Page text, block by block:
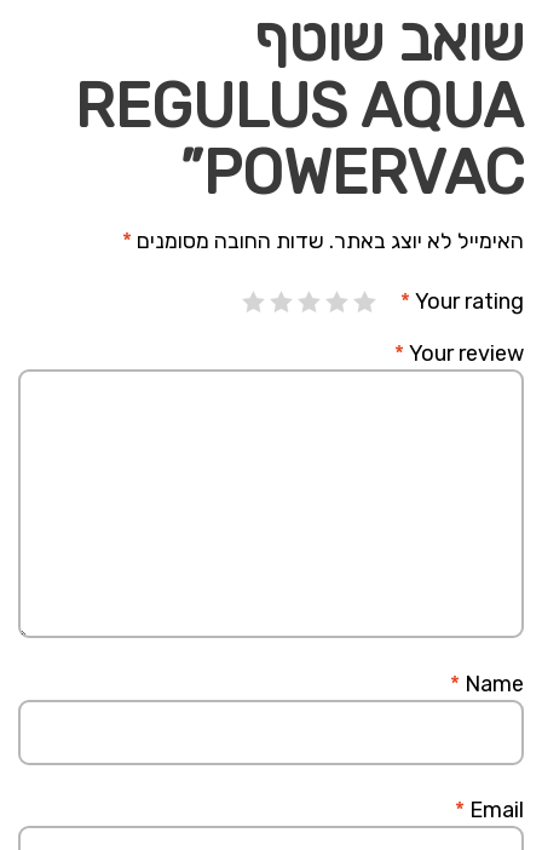
שואב שוטף
REGULUS AQUA
POWERVAC”
האימייל לא יוצג באתר. שדות החובה מסומנים *
Your rating
*
Your review
*
Name
*
Email
*